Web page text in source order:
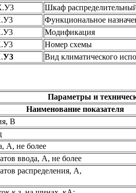
Шкаф
Функциональное
Модификация
.У3
Номер схемы
У3 Вид климатического
Параметры и
Наименование показателя
В
А, не более
ввода, А, не более
распределения, А,